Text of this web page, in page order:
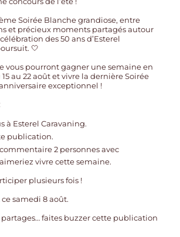
Soirée Blanche grandiose, entre
et précieux moments partagés autour
des 50 ans d’Esterel
🤍
vous pourront gagner une semaine en
au 22 août et vivre la dernière Soirée
exceptionnel !
à Esterel Caravaning.
publication.
2 personnes avec
vivre cette semaine.
plusieurs fois !
ce samedi 8 août.
partages… faites buzzer cette publication